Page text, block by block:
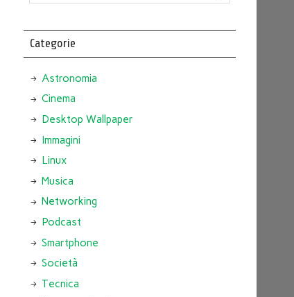
Categorie
Astronomia
Cinema
Desktop Wallpaper
Immagini
Linux
Musica
Networking
Podcast
Smartphone
Società
Tecnica